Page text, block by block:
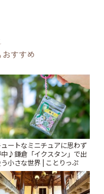
すすめ
ートなミニチュアに思わず
♪鎌倉「イクスタン」で出
小さな世界 | ことりっぷ